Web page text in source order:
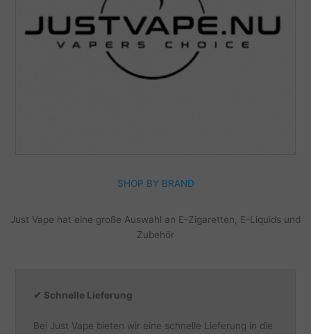
SHOP BY BRAND
Just Vape hat eine große Auswahl an E-Zigaretten, E-Liquids und
Zubehör
✔ Schnelle Lieferung
Bei Just Vape bieten wir eine schnelle Lieferung in die